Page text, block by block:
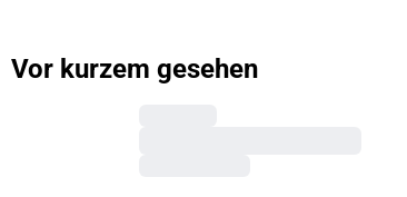
Vor kurzem gesehen